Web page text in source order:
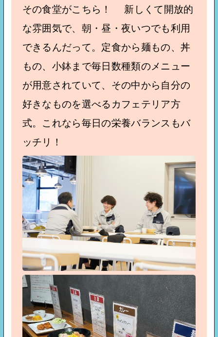
その食堂がこちら！ 新しくて開放的
な雰囲気で、朝・昼・夜いつでも利用
できるんだって。定食から麺もの、丼
もの、小鉢まで毎日数種類のメニュー
が用意されていて、その中から自分の
好きなものを選べるカフェテリア方
式。これなら毎日の栄養バランスもバ
ッチリ！